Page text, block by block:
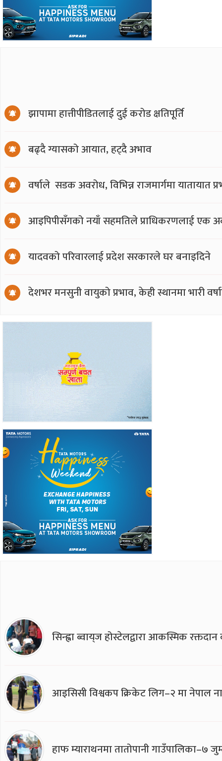
झापामा हात्तीपीडितलाई दुई करोड क्षतिपूर्ति
बढ्दै ग्यासको आयात, हट्दै अभाव
वर्षाले सडक अवरोध, विभिन्न राजमार्गमा यातायात
आइपिपीसँगको नयाँ सहमतिले प्राधिकरणलाई एक
यादवको परिवारलाई प्रदेश सरकारले घर बनाइदिने
देशभर मनसुनी वायुको प्रभाव, केही स्थानमा भारी
सिन्ह्वा ब्वाय्‌ज होस्टेलद्वारा आकस्मिक
आइसिसी विश्वकप क्रिकेट लिग–२ मा नेपाल
हाफ म्याराथनमा तातोपानी गाउँपालिका–७